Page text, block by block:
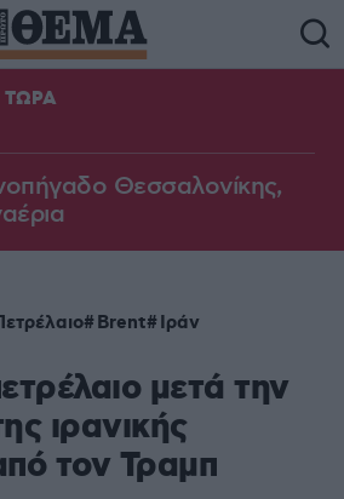
ΤΩΡΑ
Θεσσαλονίκης,
Brent Ιράν
μετά την
ιρανικής
τον Τραμπ